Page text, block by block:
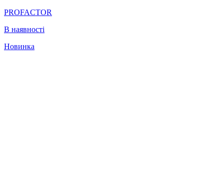
PROFACTOR
В наявності
Новинка